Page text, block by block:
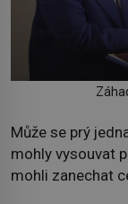
Může se prý
mohly vysouvat
mohli zanechat